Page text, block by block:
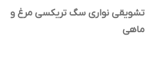
تشویقی نواری سگ تریکسی مرغ و
ماهی